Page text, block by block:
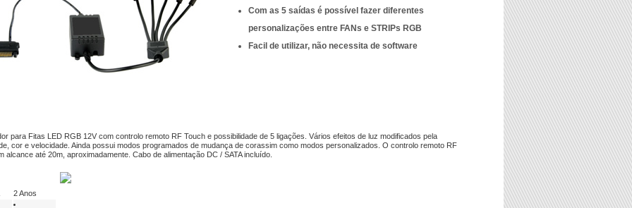
Com as 5 saídas é possível fazer diferentes
personalizações entre FANs e STRIPs RGB
Facil de utilizar, não necessita de software
para Fitas LED RGB 12V com controlo remoto RF Touch e possibilidade de 5 ligações. Vários efeitos de luz modificados pela
cor e velocidade. Ainda possui modos programados de mudança de corassim como modos personalizados. O controlo remoto RF
alcance até 20m, aproximadamente. Cabo de alimentação DC / SATA incluído.
2 Anos